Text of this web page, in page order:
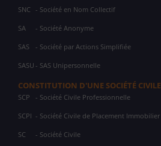
SNC - Société en Nom Collectif
SA - Société Anonyme
SAS - Société par Actions Simplifiée
SASU - SAS Unipersonnelle
CONSTITUTION D'UNE SOCIÉTÉ CIVILE
SCP - Société Civile Professionnelle
SCPI - Société Civile de Placement Immobilier
SC - Société Civile